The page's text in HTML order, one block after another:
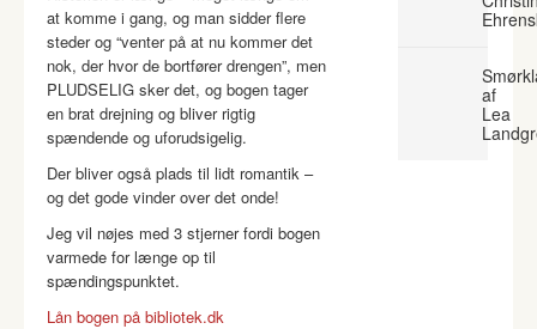
at komme i gang, og man sidder flere
steder og “venter på at nu kommer det
nok, der hvor de bortfører drengen”, men
PLUDSELIG sker det, og bogen tager
en brat drejning og bliver rigtig
spændende og uforudsigelig.
Der bliver også plads til lidt romantik –
og det gode vinder over det onde!
Jeg vil nøjes med 3 stjerner fordi bogen
varmede for længe op til
spændingspunktet.
Lån bogen på bibliotek.dk
af
Lea